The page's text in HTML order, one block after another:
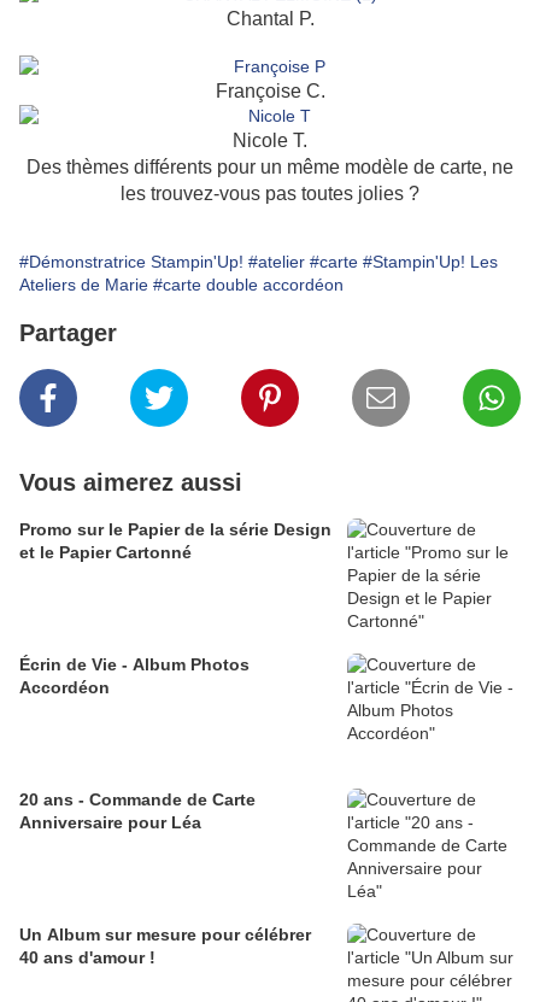
Chantal P.
Françoise C.
Nicole T.
Des thèmes différents pour un même modèle de carte, ne
les trouvez-vous pas toutes jolies ?
#Démonstratrice Stampin'Up! #atelier #carte #Stampin'Up! Les
Ateliers de Marie #carte double accordéon
Partager
Vous aimerez aussi
Promo sur le Papier de la série Design
et le Papier Cartonné
Écrin de Vie - Album Photos
Accordéon
20 ans - Commande de Carte
Anniversaire pour Léa
Un Album sur mesure pour célébrer
40 ans d'amour !